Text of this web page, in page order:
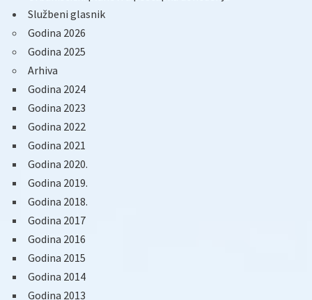
Službeni glasnik
Godina 2026
Godina 2025
Arhiva
Godina 2024
Godina 2023
Godina 2022
Godina 2021
Godina 2020.
Godina 2019.
Godina 2018.
Godina 2017
Godina 2016
Godina 2015
Godina 2014
Godina 2013